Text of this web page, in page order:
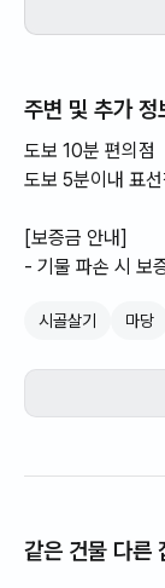
주변 및 추가 정
도보 10분 편의점
도보 5분이내 표
[보증금 안내]
- 기물 파손 시 보
- 물건, 쓰레기를
[난방 안내]
10시 30분 이후부
- 보다 편안한 이
시골살기 마당
같은 건물 다른